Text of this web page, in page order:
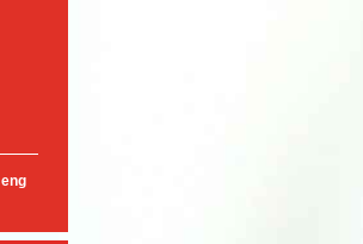
eng